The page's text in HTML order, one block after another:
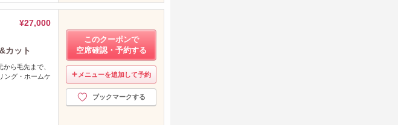
¥27,000
カット
ら毛先まで、
ング・ホームケ
このクーポンで
空席確認・予約する
メニューを追加して予約
ブックマークする